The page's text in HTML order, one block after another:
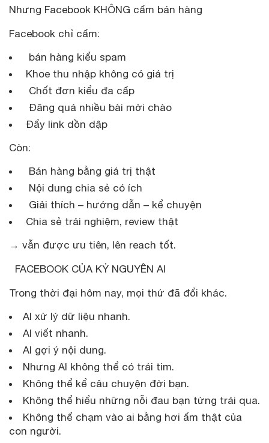
Nhưng Facebook KHÔNG cấm bán hàng
Facebook chỉ cấm:
bán hàng kiểu spam
Khoe thu nhập không có giá trị
Chốt đơn kiểu đa cấp
Đăng quá nhiều bài mời chào
Đẩy link dồn dập
Còn:
Bán hàng bằng giá trị thật
Nội dung chia sẻ có ích
Giải thích – hướng dẫn – kể chuyện
Chia sẻ trải nghiệm, review thật
→ vẫn được ưu tiên, lên reach tốt.
FACEBOOK CỦA KỶ NGUYÊN AI
Trong thời đại hôm nay, mọi thứ đã đổi khác.
AI xử lý dữ liệu nhanh.
AI viết nhanh.
AI gợi ý nội dung.
Nhưng AI không thể có trái tim.
Không thể kể câu chuyện đời bạn.
Không thể hiểu những nỗi đau bạn từng trải qua.
Không thể chạm vào ai bằng hơi ấm thật của
con người.